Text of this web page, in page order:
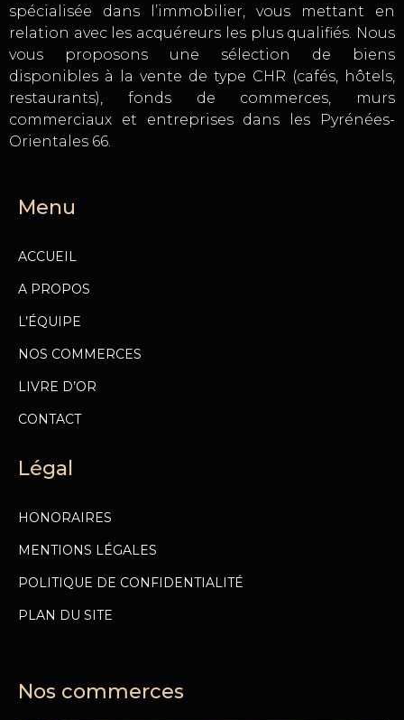
spécialisée dans l’immobilier, vous mettant en
relation avec les acquéreurs les plus qualifiés. Nous
vous proposons une sélection de biens
disponibles à la vente de type CHR (cafés, hôtels,
restaurants), fonds de commerces, murs
commerciaux et entreprises dans les Pyrénées-
Orientales 66.
Menu
ACCUEIL
A PROPOS
L’ÉQUIPE
NOS COMMERCES
LIVRE D’OR
CONTACT
Légal
HONORAIRES
MENTIONS LÉGALES
POLITIQUE DE CONFIDENTIALITÉ
PLAN DU SITE
Nos commerces